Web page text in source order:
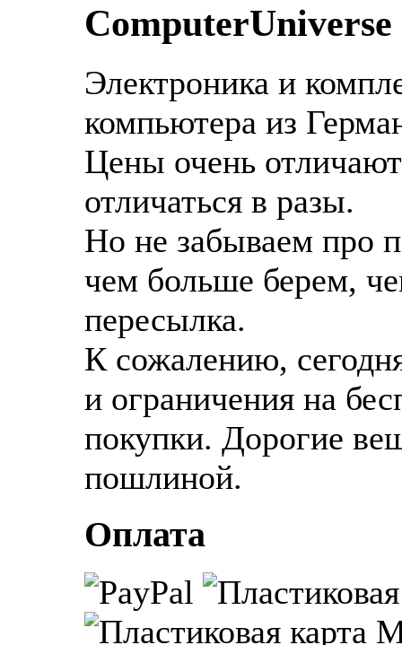
ComputerUniverse
Электроника и
компьютера из
Цены очень
отличаться в разы.
Но не забываем про
чем больше берем,
пересылка.
К сожалению,
и ограничения на
покупки. Дорогие
пошлиной.
Оплата